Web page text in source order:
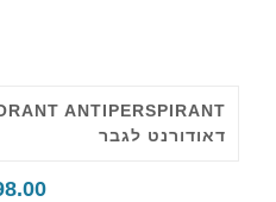
ANTIPERSPIRANT
דאודורנט לגבר